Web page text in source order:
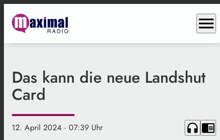
menu
Das kann die neue Landshut
Card
12. April 2024 · 07:39 Uhr headphones chrome_reader_mode